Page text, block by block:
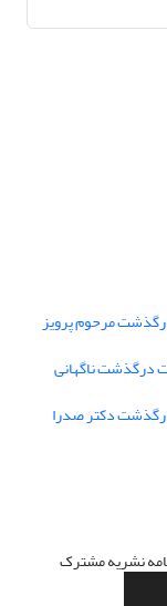
مرحوم پرویز
درگذشت ناگهانی
دکتر صدرا
نشریه مشترک